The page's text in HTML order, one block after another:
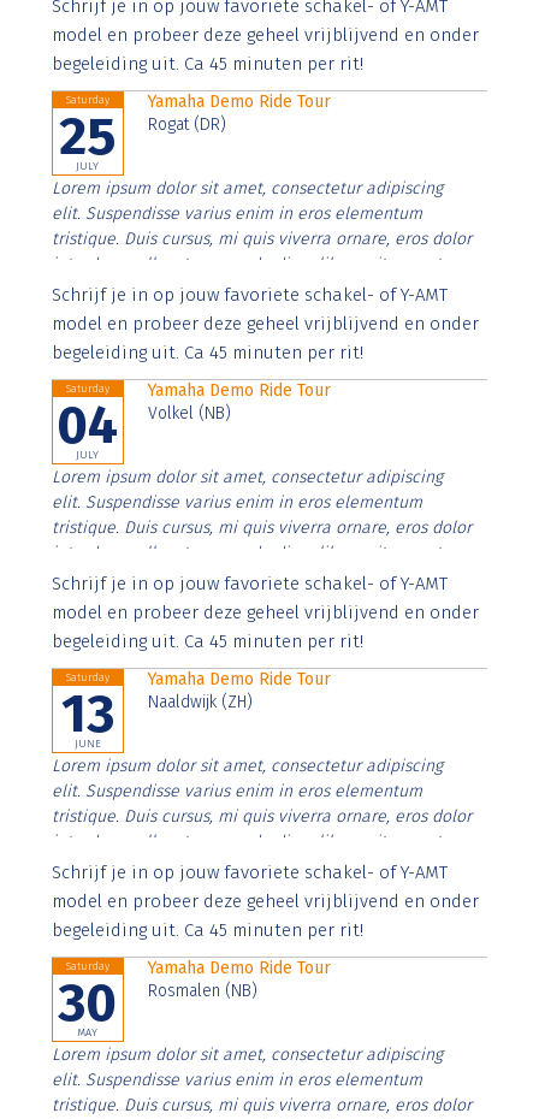
imperdiet. Nunc ut sem vitae risus tristique posuere.
Schrijf je in op jouw favoriete schakel- of Y-AMT
model en probeer deze geheel vrijblijvend en onder
begeleiding uit. Ca 45 minuten per rit!
Saturday
25
JULY
Yamaha Demo Ride Tour
Rogat (DR)
Lorem ipsum dolor sit amet, consectetur adipiscing
elit. Suspendisse varius enim in eros elementum
tristique. Duis cursus, mi quis viverra ornare, eros dolor
interdum nulla, ut commodo diam libero vitae erat.
Aenean faucibus nibh et justo cursus id rutrum lorem
imperdiet. Nunc ut sem vitae risus tristique posuere.
Schrijf je in op jouw favoriete schakel- of Y-AMT
model en probeer deze geheel vrijblijvend en onder
begeleiding uit. Ca 45 minuten per rit!
Saturday
04
JULY
Yamaha Demo Ride Tour
Volkel (NB)
Lorem ipsum dolor sit amet, consectetur adipiscing
elit. Suspendisse varius enim in eros elementum
tristique. Duis cursus, mi quis viverra ornare, eros dolor
interdum nulla, ut commodo diam libero vitae erat.
Aenean faucibus nibh et justo cursus id rutrum lorem
imperdiet. Nunc ut sem vitae risus tristique posuere.
Schrijf je in op jouw favoriete schakel- of Y-AMT
model en probeer deze geheel vrijblijvend en onder
begeleiding uit. Ca 45 minuten per rit!
Saturday
13
JUNE
Yamaha Demo Ride Tour
Naaldwijk (ZH)
Lorem ipsum dolor sit amet, consectetur adipiscing
elit. Suspendisse varius enim in eros elementum
tristique. Duis cursus, mi quis viverra ornare, eros dolor
interdum nulla, ut commodo diam libero vitae erat.
Aenean faucibus nibh et justo cursus id rutrum lorem
imperdiet. Nunc ut sem vitae risus tristique posuere.
Schrijf je in op jouw favoriete schakel- of Y-AMT
model en probeer deze geheel vrijblijvend en onder
begeleiding uit. Ca 45 minuten per rit!
Saturday
30
MAY
Yamaha Demo Ride Tour
Rosmalen (NB)
Lorem ipsum dolor sit amet, consectetur adipiscing
elit. Suspendisse varius enim in eros elementum
tristique. Duis cursus, mi quis viverra ornare, eros dolor